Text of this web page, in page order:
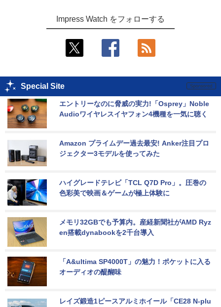
Impress Watch をフォローする
Special Site
エントリーなのに脅威の実力!「Osprey」Noble
Audioワイヤレスイヤフォン4機種を一気に聴く
Amazon プライムデー過去最安! Anker注目プロ
ジェクター3モデルを使ってみた
ハイグレードテレビ「TCL Q7D Pro」。圧巻の
色彩美で映画＆ゲームが極上体験に
メモリ32GBでも予算内。産経新聞社がAMD Ryz
en搭載dynabookを2千台導入
「A&ultima SP4000T」の魅力！ポケットに入る
オーディオの醍醐味
レイズ鍛造1ピースアルミホイール「CE28 N-plu